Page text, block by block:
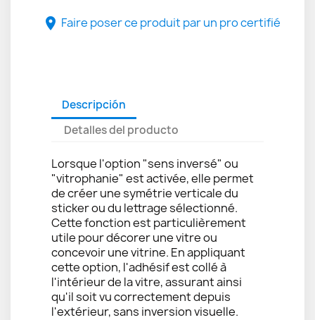
 Faire poser ce produit par un pro certifié
Descripción
Detalles del producto
Lorsque l'option "sens inversé" ou
"vitrophanie" est activée, elle permet
de créer une symétrie verticale du
sticker ou du lettrage sélectionné.
Cette fonction est particulièrement
utile pour décorer une vitre ou
concevoir une vitrine. En appliquant
cette option, l'adhésif est collé à
l'intérieur de la vitre, assurant ainsi
qu'il soit vu correctement depuis
l'extérieur, sans inversion visuelle.